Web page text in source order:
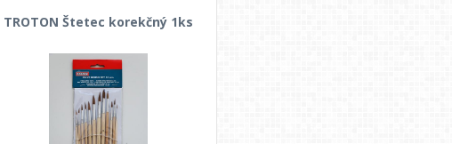
TROTON Štetec korekčný 1ks